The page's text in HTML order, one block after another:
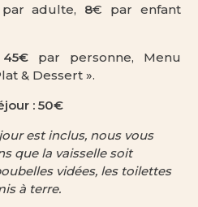
adulte, 8€ par enfant
45€par personne, Menu
& Dessert ».
: 50€
est inclus, nous vous
que la vaisselle soit
vidées, les toilettes
à terre.